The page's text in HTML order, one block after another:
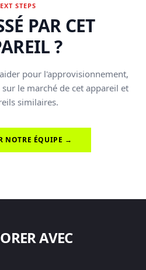
STEPS
PAR CET
?
pour l'approvisionnement,
le marché de cet appareil et
similaires.
NOTRE ÉQUIPE →
AVEC